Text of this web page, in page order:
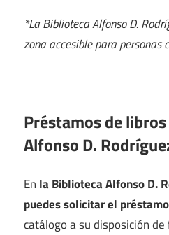
*La Biblioteca Alfonso D.
zona accesible para personas
Préstamos de
Alfonso D.
En la Biblioteca Alfonso D.
puedes solicitar el
catálogo a su disposición